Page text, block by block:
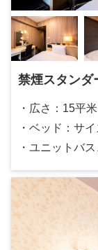
禁煙スタンダ
・広さ：15平米
・ベッド：サ
・ユニットバ